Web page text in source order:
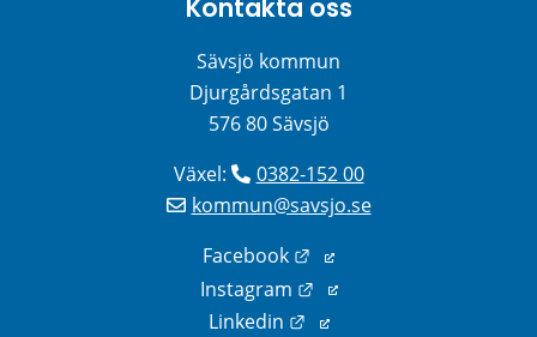
Kontakta oss
Sävsjö kommun
Djurgårdsgatan 1
576 80 Sävsjö
Växel:
0382-152 00
kommun@savsjo.se
Facebook
Länk till annan
Instagram
Länk till annan
Linkedin
Länk till annan webbplats.